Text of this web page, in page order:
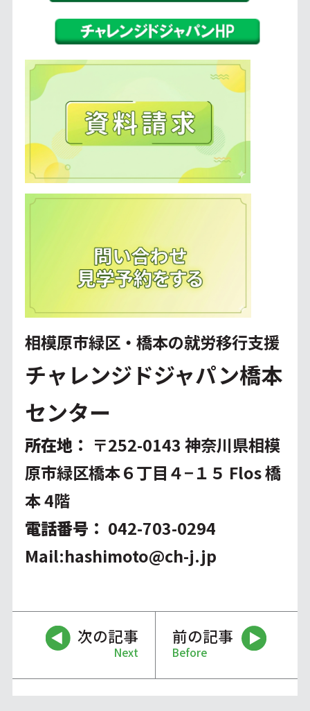
相模原市緑区・橋本の就労移行支援
チャレンジドジャパン橋本
センター
所在地： 〒252-0143 神奈川県相模
原市緑区橋本６丁目４−１５ Flos 橋
本 4階
電話番号： 042-703-0294
Mail:hashimoto@ch-j.jp
次の記事
Next
前の記事
Before